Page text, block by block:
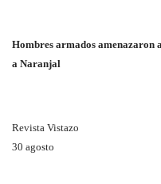
Hombres armados amenazaron
a Naranjal
Revista Vistazo
30 agosto